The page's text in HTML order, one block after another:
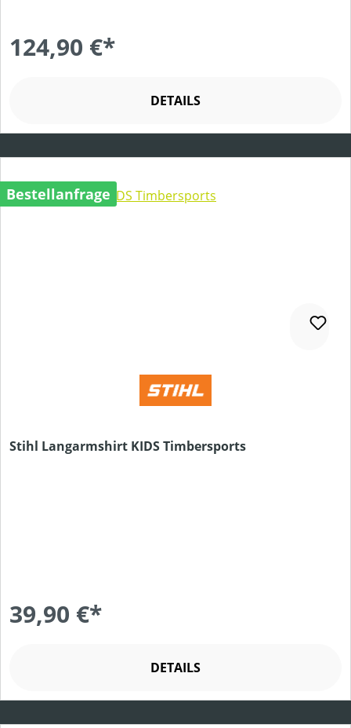
124,90 €*
DETAILS
Bestellanfrage
Stihl Langarmshirt KIDS Timbersports
39,90 €*
DETAILS